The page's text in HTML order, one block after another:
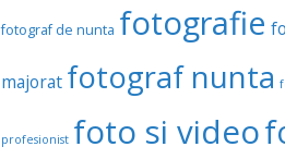
fotograf de nunta fotografie
majorat fotograf nunta
profesionist foto si video